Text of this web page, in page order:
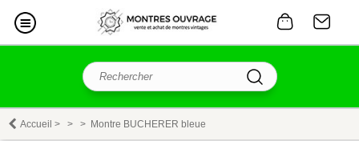
Accueil > > > Montre BUCHERER bleue